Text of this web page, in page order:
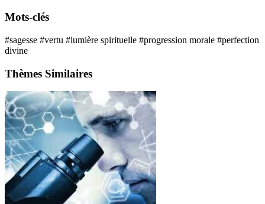
Mots-clés
#sagesse #vertu #lumière spirituelle #progression morale #perfection
divine
Thèmes Similaires